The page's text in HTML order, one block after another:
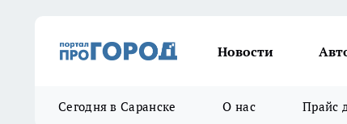
Новости
Сегодня в Саранске О нас Прайс